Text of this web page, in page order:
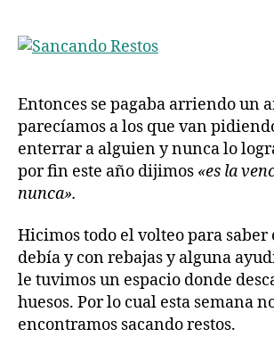
Entonces se pagaba arriendo un
parecíamos a los que van
enterrar a alguien y nunca lo
por fin este año dijimos «es la
nunca».
Hicimos todo el volteo para saber
debía y con rebajas y alguna
le tuvimos un espacio donde
huesos. Por lo cual esta semana
encontramos sacando restos.